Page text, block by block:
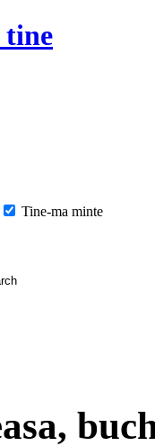
tine
Tine-ma minte